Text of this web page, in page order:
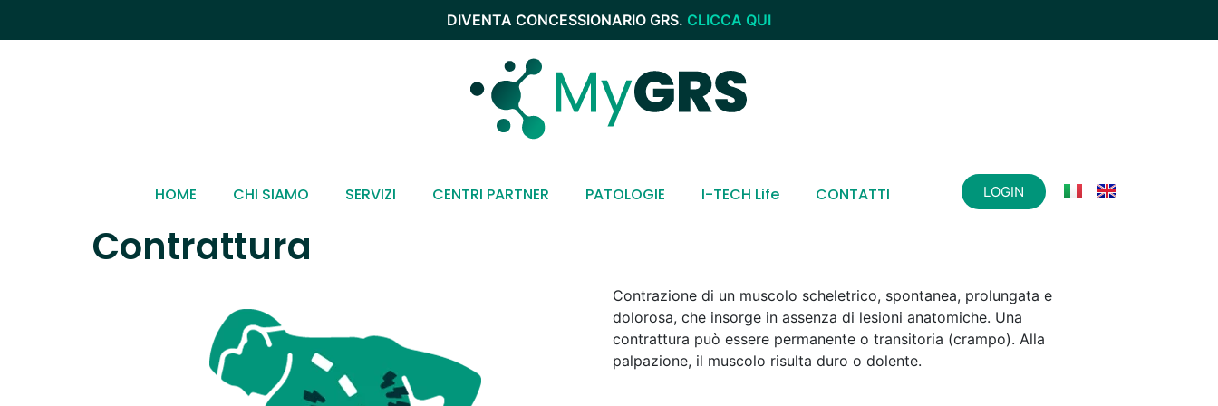
DIVENTA CONCESSIONARIO GRS. CLICCA QUI
HOME CHI SIAMO SERVIZI CENTRI PARTNER PATOLOGIE I-TECH Life CONTATTI LOGIN
Contrattura
Contrazione di un muscolo scheletrico, spontanea, prolungata e
dolorosa, che insorge in assenza di lesioni anatomiche. Una
contrattura può essere permanente o transitoria (crampo). Alla
palpazione, il muscolo risulta duro o dolente.